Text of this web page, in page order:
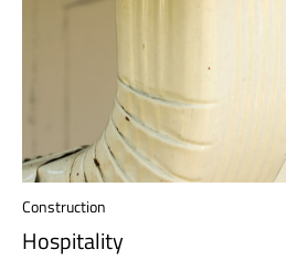
Construction
Hospitality